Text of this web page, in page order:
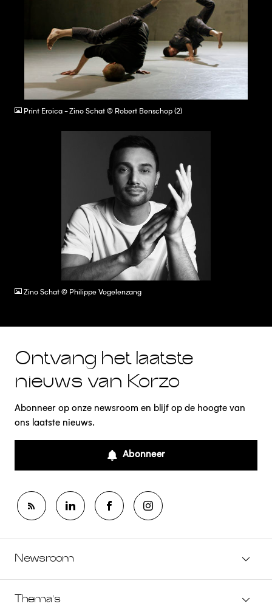
JPG
Print Eroica - Zino Schat © Robert Benschop (2)
Zino Schat © Philippe Vogelenzang
Ontvang het laatste
nieuws van Korzo
Abonneer op onze newsroom en blijf op de hoogte van
ons laatste nieuws.
Abonneer
Newsroom
Thema's